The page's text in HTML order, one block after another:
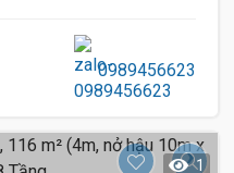
0989456623
1